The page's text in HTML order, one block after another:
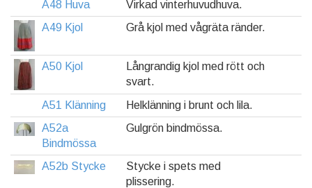
A48 Huva
Virkad vinterhuvudhuva.
A49 Kjol
Grå kjol med vågräta ränder.
A50 Kjol
Långrandig kjol med rött och
svart.
A51 Klänning
Helklänning i brunt och lila.
A52a
Bindmössa
Gulgrön bindmössa.
A52b Stycke
Stycke i spets med
plissering.